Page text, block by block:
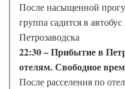
После насыщенной
группа садится в
Петрозаводска
22:30 – Прибытие в
отелям. Свободное
После расселения по